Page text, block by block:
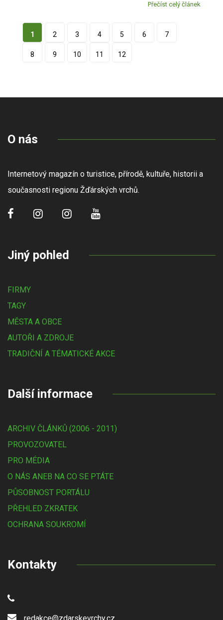
Přečíst celý článek
1 2 3 4 5 6 7
8 9 10 11 12
O nás
Internetový magazín o turistice, přírodě, kultuře, historii a
současnosti regionu Žďárských vrchů.
Jiný pohled
FIRMY
TAGY
MĚSTA A OBCE
AUTOŘI A ZDROJE
TRADIČNÍ A TÉMATICKÉ AKCE
Další informace
ARCHIV ČLÁNKŮ (2006 - 2011)
PROVOZOVATEL
PRO MÉDIA
O NÁS ANEB NA CO SE PTÁTE
PŮSOBNOST PORTÁLU
PŘEHLED ZKRATEK
OCHRANA SOUKROMÍ
Kontakty